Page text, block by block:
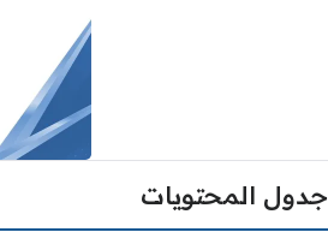
جدول المحتويات